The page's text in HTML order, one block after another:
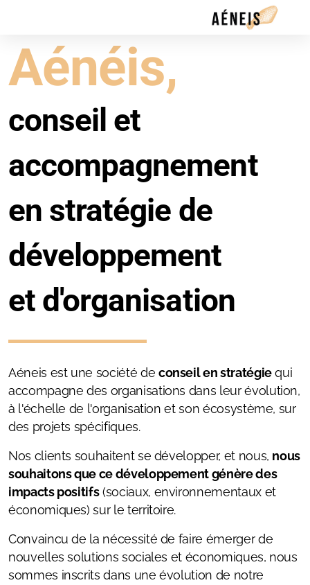
Aénéis,
conseil et
accompagnement
en stratégie de
développement
et d'organisation
Aéneis est une société de conseil en stratégiequi
accompagne des organisations dans leur évolution,
à l'échelle de l'organisation et son écosystème, sur
des projets spécifiques.
Nos clients souhaitent se développer, et nous, nous
souhaitons que ce développement génère des
impacts positifs(sociaux, environnementaux et
économiques) sur le territoire.
Convaincu de la nécessité de faire émerger de
nouvelles solutions sociales et économiques, nous
sommes inscrits dans une évolution de notre